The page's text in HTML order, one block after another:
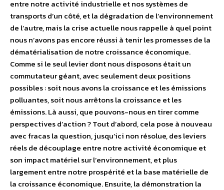
entre notre activité industrielle et nos systèmes de
transports d’un côté, et la dégradation de l’environnement
de l’autre, mais la crise actuelle nous rappelle à quel point
nous n’avons pas encore réussi à tenir les promesses de la
dématérialisation de notre croissance économique.
Comme si le seul levier dont nous disposons était un
commutateur géant, avec seulement deux positions
possibles : soit nous avons la croissance et les émissions
polluantes, soit nous arrêtons la croissance et les
émissions. Là aussi, que pouvons-nous en tirer comme
perspectives d’action ? Tout d’abord, cela pose à nouveau
avec fracas la question, jusqu’ici non résolue, des leviers
réels de découplage entre notre activité économique et
son impact matériel sur l’environnement, et plus
largement entre notre prospérité et la base matérielle de
la croissance économique. Ensuite, la démonstration la